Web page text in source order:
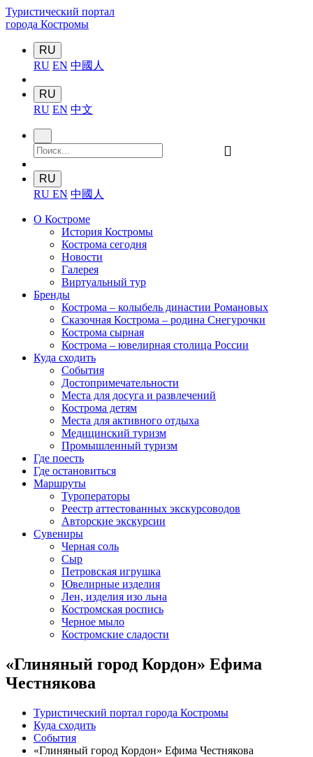
Туристический портал
города Костромы
RU
RU EN 中國人
RU
RU EN 中文
󰍉
RU
RU EN 中國人
О Костроме
История Костромы
Кострома сегодня
Новости
Галерея
Виртуальный тур
Бренды
Кострома – колыбель династии Романовых
Сказочная Кострома – родина Снегурочки
Кострома сырная
Кострома – ювелирная столица России
Куда сходить
События
Достопримечательности
Места для досуга и развлечений
Кострома детям
Места для активного отдыха
Медицинский туризм
Промышленный туризм
Где поесть
Где остановиться
Маршруты
Туроператоры
Реестр аттестованных экскурсоводов
Авторские экскурсии
Сувениры
Черная соль
Сыр
Петровская игрушка
Ювелирные изделия
Лен, изделия изо льна
Костромская роспись
Черное мыло
Костромские сладости
«Глиняный город Кордон» Ефима
Честнякова
Туристический портал города Костромы
Куда сходить
События
«Глиняный город Кордон» Ефима Честнякова